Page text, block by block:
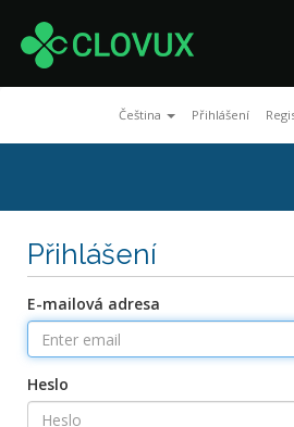
Čeština Přihlášení
Přihlášení
E-mailová adresa
Heslo